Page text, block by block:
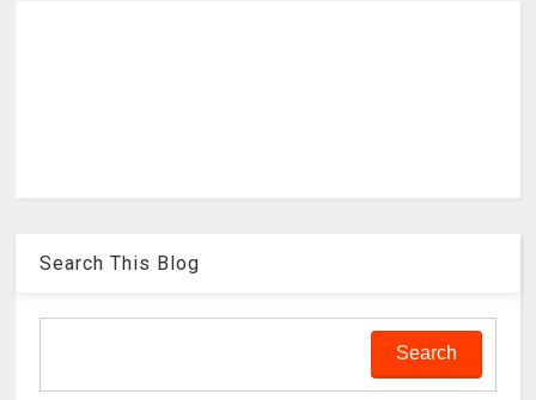
Search This Blog